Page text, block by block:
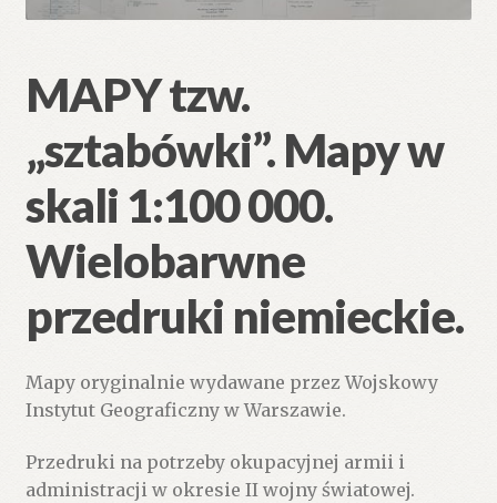
MAPY tzw.
„sztabówki”. Mapy w
skali 1:100 000.
Wielobarwne
przedruki niemieckie.
Mapy oryginalnie wydawane przez Wojskowy
Instytut Geograficzny w Warszawie.
Przedruki na potrzeby okupacyjnej armii i
administracji w okresie II wojny światowej.